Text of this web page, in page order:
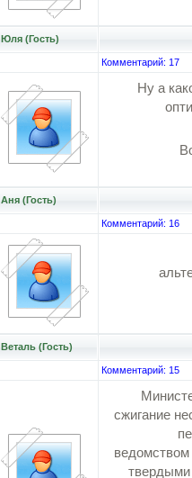
Юля (Гость)
Комментарий: 17
Ну а
Аня (Гость)
Комментарий: 16
Веталь (Гость)
Комментарий: 15
сжигание
ведомством